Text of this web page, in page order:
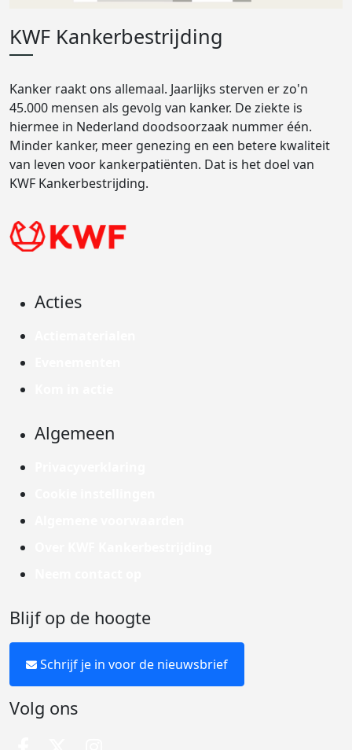
KWF Kankerbestrijding
Kanker raakt ons allemaal. Jaarlijks sterven er zo'n
45.000 mensen als gevolg van kanker. De ziekte is
hiermee in Nederland doodsoorzaak nummer één.
Minder kanker, meer genezing en een betere kwaliteit
van leven voor kankerpatiënten. Dat is het doel van
KWF Kankerbestrijding.
Acties
Algemeen
Blijf op de hoogte
Schrijf je in voor de nieuwsbrief
Volg ons